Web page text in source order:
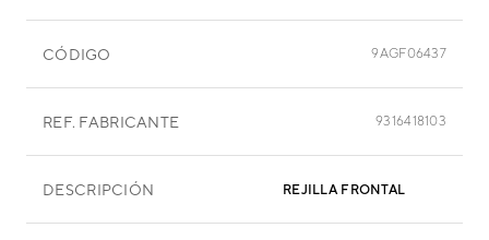
CÓDIGO 9AGF06437
REF. FABRICANTE 9316418103
DESCRIPCIÓN REJILLA FRONTAL